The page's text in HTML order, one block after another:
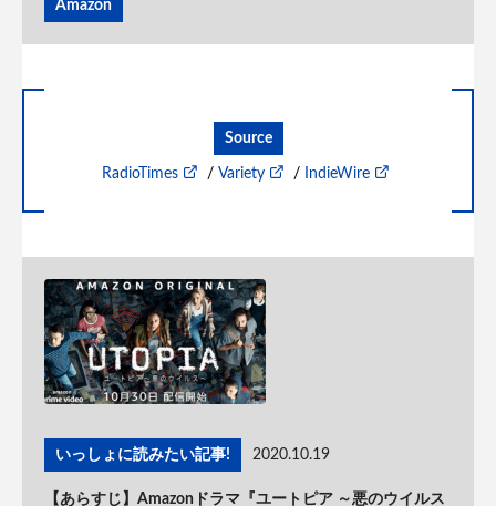
Amazon
Source
RadioTimes / Variety / IndieWire
いっしょに読みたい記事! 2020.10.19
【あらすじ】Amazonドラマ『ユートピア ～悪のウイルス